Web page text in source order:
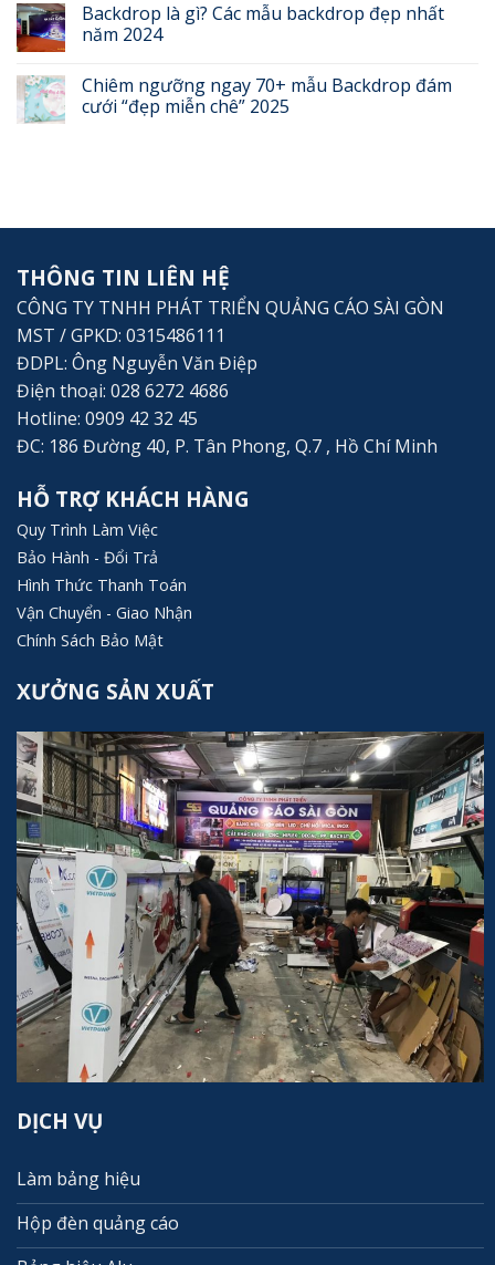
Backdrop là gì? Các mẫu backdrop đẹp nhất
năm 2024
Chiêm ngưỡng ngay 70+ mẫu Backdrop đám
cưới “đẹp miễn chê” 2025
THÔNG TIN LIÊN HỆ
CÔNG TY TNHH PHÁT TRIỂN QUẢNG CÁO SÀI GÒN
MST / GPKD: 0315486111
ĐDPL: Ông Nguyễn Văn Điệp
Điện thoại: 028 6272 4686
Hotline: 0909 42 32 45
ĐC: 186 Đường 40, P. Tân Phong, Q.7 , Hồ Chí Minh
HỖ TRỢ KHÁCH HÀNG
Quy Trình Làm Việc
Bảo Hành - Đổi Trả
Hình Thức Thanh Toán
Vận Chuyển - Giao Nhận
Chính Sách Bảo Mật
XƯỞNG SẢN XUẤT
DỊCH VỤ
Làm bảng hiệu
Hộp đèn quảng cáo